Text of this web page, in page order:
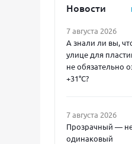
Новости
7 августа 2026
А знали ли вы,
улице для
не обязательно
+31°C?
7 августа 2026
Прозрачный —
одинаковый